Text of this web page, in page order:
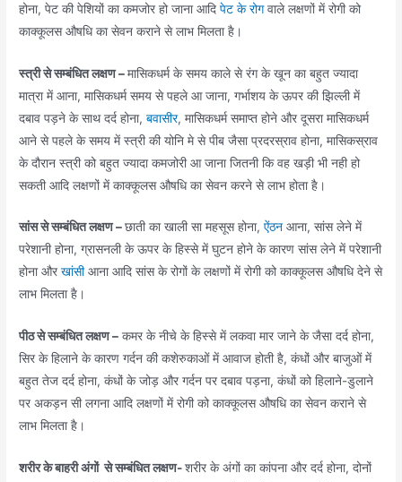
होना, पेट की पेशियों का कमजोर हो जाना आदि पेट के रोगवाले लक्षणों में रोगी को
काक्कूलस औषधि का सेवन कराने से लाभ मिलता है।
स्त्री से सम्बंधित लक्षण –मासिकधर्म के समय काले से रंग के खून का बहुत ज्यादा
मात्रा में आना, मासिकधर्म समय से पहले आ जाना, गर्भाशय के ऊपर की झिल्ली में
दबाव पड़ने के साथ दर्द होना,बवासीर, मासिकधर्म समाप्त होने और दूसरा मासिकधर्म
आने से पहले के समय में स्त्री की योनि मे से पीब जैसा प्रदरस्राव होना, मासिकस्राव
के दौरान स्त्री को बहुत ज्यादा कमजोरी आ जाना जितनी कि वह खड़ी भी नही हो
सकती आदि लक्षणों में काक्कूलस औषधि का सेवन करने से लाभ होता है।
सांस से सम्बंधित लक्षण –छाती का खाली सा महसूस होना,ऐंठनआना, सांस लेने में
परेशानी होना, ग्रासनली के ऊपर के हिस्से में घुटन होने के कारण सांस लेने में परेशानी
होना औरखांसीआना आदि सांस के रोगों के लक्षणों में रोगी को काक्कूलस औषधि देने से
लाभ मिलता है।
पीठ से सम्बंधित लक्षण – कमर के नीचे के हिस्से में लकवा मार जाने के जैसा दर्द होना,
सिर के हिलाने के कारण गर्दन की कशेरुकाओं में आवाज होती है, कंधों और बाजुओं में
बहुत तेज दर्द होना, कंधों के जोड़ और गर्दन पर दबाव पड़ना, कंधों को हिलाने-डुलाने
पर अकड़न सी लगना आदि लक्षणों में रोगी को काक्कूलस औषधि का सेवन कराने से
लाभ मिलता है।
शरीर के बाहरी अंगों से सम्बंधित लक्षण-शरीर के अंगों का कांपना और दर्द होना, दोनों